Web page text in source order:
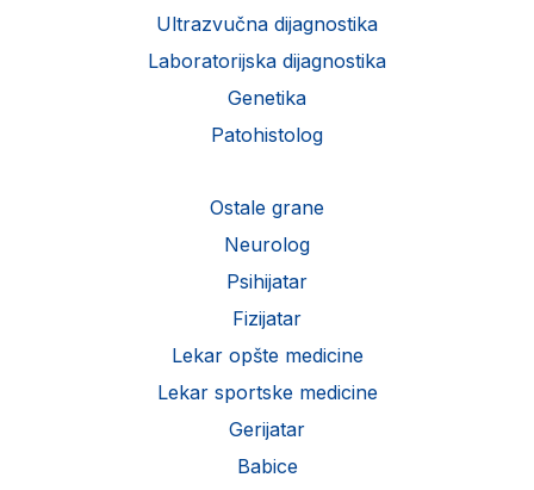
Ultrazvučna dijagnostika
Laboratorijska dijagnostika
Genetika
Patohistolog
Ostale grane
Neurolog
Psihijatar
Fizijatar
Lekar opšte medicine
Lekar sportske medicine
Gerijatar
Babice